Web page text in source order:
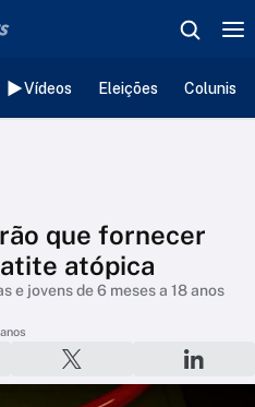
Vídeos Eleições
que fornecer
atópica
e jovens de 6 meses a 18 anos